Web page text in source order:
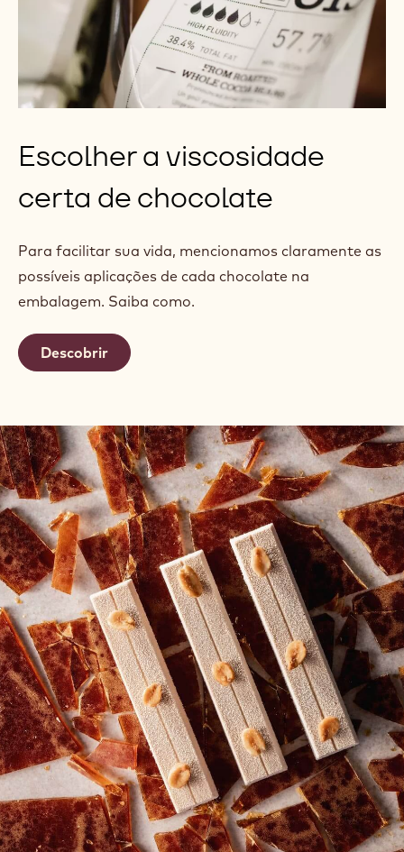
Escolher a viscosidade
certa de chocolate
Para facilitar sua vida, mencionamos claramente as
possíveis aplicações de cada chocolate na
embalagem. Saiba como.
Descobrir